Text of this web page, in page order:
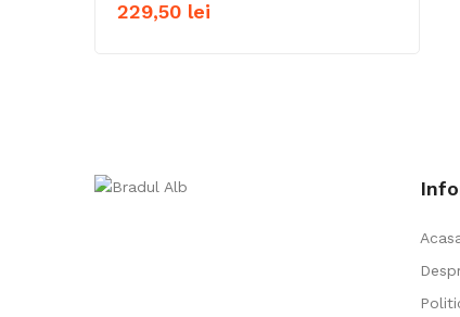
229,50 lei